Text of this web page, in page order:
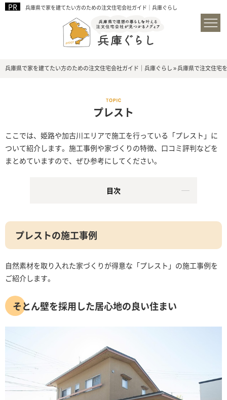
兵庫県で家を建てたい方のための注文住宅会社ガイド｜兵庫ぐらし
兵庫県で家を建てたい方のための注文住宅会社ガイド｜兵庫ぐらし»兵庫県で注文住宅
プレスト
ここでは、姫路や加古川エリアで施工を行っている「プレスト」に
ついて紹介します。施工事例や家づくりの特徴、口コミ評判などを
まとめていますので、ぜひ参考にしてください。
目次
プレストの施工事例
自然素材を取り入れた家づくりが得意な「プレスト」の施工事例を
ご紹介します。
そとん壁を採用した居心地の良い住まい